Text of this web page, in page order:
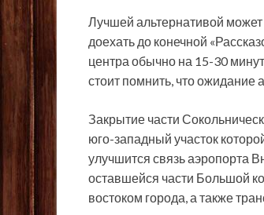
Лучшей альтернативой
доехать до конечной
центра обычно на 15-30
стоит помнить, что ожидание
Закрытие части
юго-западный участок
улучшится связь аэропорта
оставшейся части Большой
востоком города, а также